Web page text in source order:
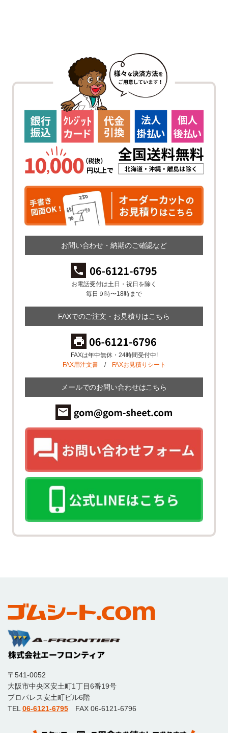
お問い合わせ・納期のご確認など
お電話受付は土日・祝日を除く
毎日９時〜18時まで
FAXでのご注文・お見積りはこちら
FAXは年中無休・24時間受付中!
FAX用注文書/ FAXお見積りシート
メールでのお問い合わせはこちら
〒541-0052
大阪市中央区安土町1丁目6番19号
プロパレス安土町ビル6階
TEL 06-6121-6795 FAX 06-6121-6796